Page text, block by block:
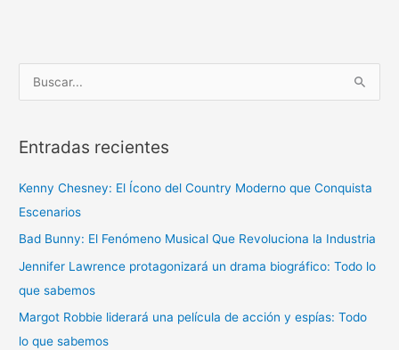
u
c
r
p
o
r
:
Entradas recientes
Kenny Chesney: El Ícono del Country Moderno que Conquista
Escenarios
Bad Bunny: El Fenómeno Musical Que Revoluciona la Industria
Jennifer Lawrence protagonizará un drama biográfico: Todo lo
que sabemos
Margot Robbie liderará una película de acción y espías: Todo
lo que sabemos